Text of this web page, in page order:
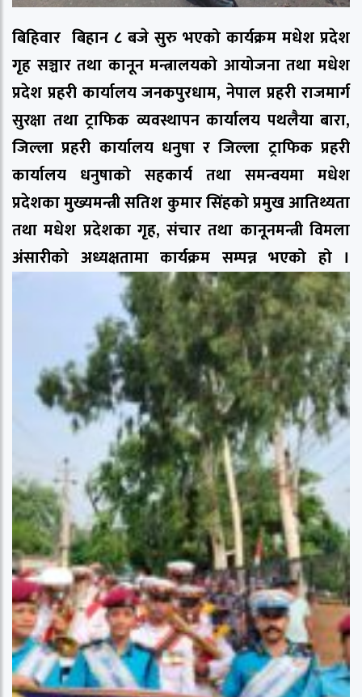
बिहिवार बिहान ८ बजे सुरु भएको कार्यक्रम मधेश प्रदेश
गृह सञ्चार तथा कानून मन्त्रालयको आयोजना तथा मधेश
प्रदेश प्रहरी कार्यालय जनकपुरधाम, नेपाल प्रहरी राजमार्ग
सुरक्षा तथा ट्राफिक व्यवस्थापन कार्यालय पथलैया बारा,
जिल्ला प्रहरी कार्यालय धनुषा र जिल्ला ट्राफिक प्रहरी
कार्यालय धनुषाको सहकार्य तथा समन्वयमा मधेश
प्रदेशका मुख्यमन्त्री सतिश कुमार सिंहको प्रमुख आतिथ्यता
तथा मधेश प्रदेशका गृह, संचार तथा कानूनमन्त्री विमला
अंसारीको अध्यक्षतामा कार्यक्रम सम्पन्न भएको हो ।